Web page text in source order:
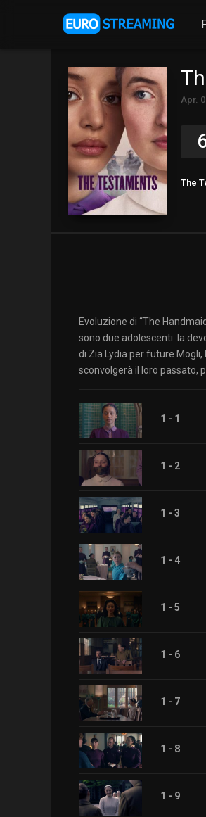
Apr.
The
Evoluzione di “The
sono due adolescenti: la
di Zia Lydia per future
sconvolgerà il loro passato,
1 - 1
1 - 2
1 - 3
1 - 4
1 - 5
1 - 6
1 - 7
1 - 8
1 - 9